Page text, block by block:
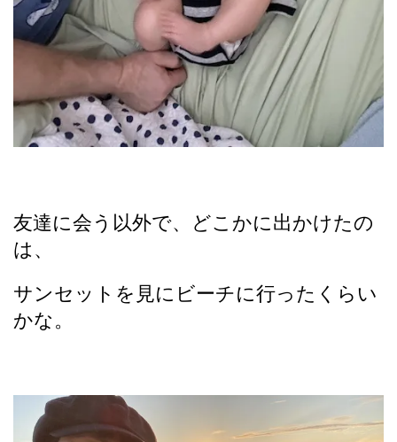
友達に会う以外で、どこかに出かけたの
は、
サンセットを見にビーチに行ったくらい
かな。